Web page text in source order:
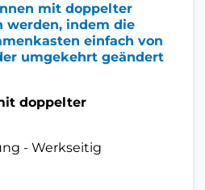
mit doppelter
werden, indem die
einfach von
umgekehrt geändert
doppelter
- Werkseitig